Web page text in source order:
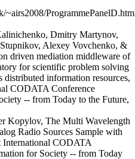
~airs2008/
Dmitry Martynov,
Alexey Vovchenko, &
driven mediation middleware of
for scientific problem solving
distributed information resources,
CODATA Conference
-- from Today to the Future,
Kopylov, The Multi Wavelength
Radio Sources Sample with
International CODATA
for Society -- from Today